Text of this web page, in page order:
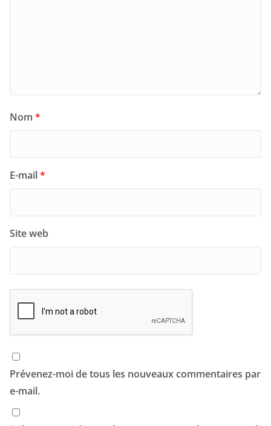
Nom *
E-mail*
Site web
Prévenez-moi de tous les nouveaux commentaires par
e-mail.